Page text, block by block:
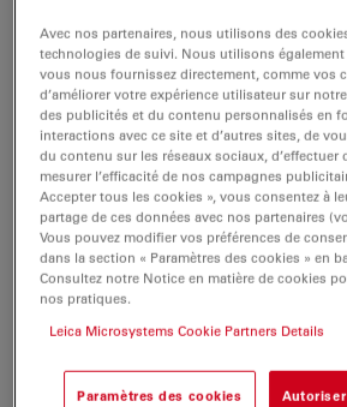
Leica E-Serie EDU
Jul 27, 2026 PDF, 4 MB
DOWNLOAD
Leica E-Serie EDU
Jul 27, 2026 PDF, 4 MB
DOWNLOAD
Leica E-Serie EDU
Jul 27, 2026 PDF, 4 MB
Avec nos partenaires, nous utilisons des
technologies de suivi. Nous utilisons
vous nous fournissez directement, comme vos
d’améliorer votre expérience utilisateur sur
des publicités et du contenu personnalisés en
interactions avec ce site et d’autres sites, de
du contenu sur les réseaux sociaux, d’effectuer
mesurer l’efficacité de nos campagnes
Accepter tous les cookies », vous consentez à
partage de ces données avec nos partenaires
Vous pouvez modifier vos préférences de
dans la section « Paramètres des cookies » en
Consultez notre Notice en matière de cookies
nos pratiques.
Leica Microsystems Cookie Partners Details
Paramètres des cookies